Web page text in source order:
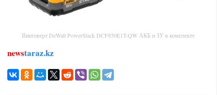
Винтоверт DeWalt PowerStack DCF850E1T-QW АКБ и ЗУ в комплекте
newstaraz.kz